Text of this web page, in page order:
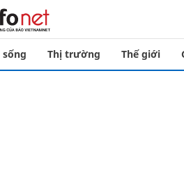
Thị trường Thế giới